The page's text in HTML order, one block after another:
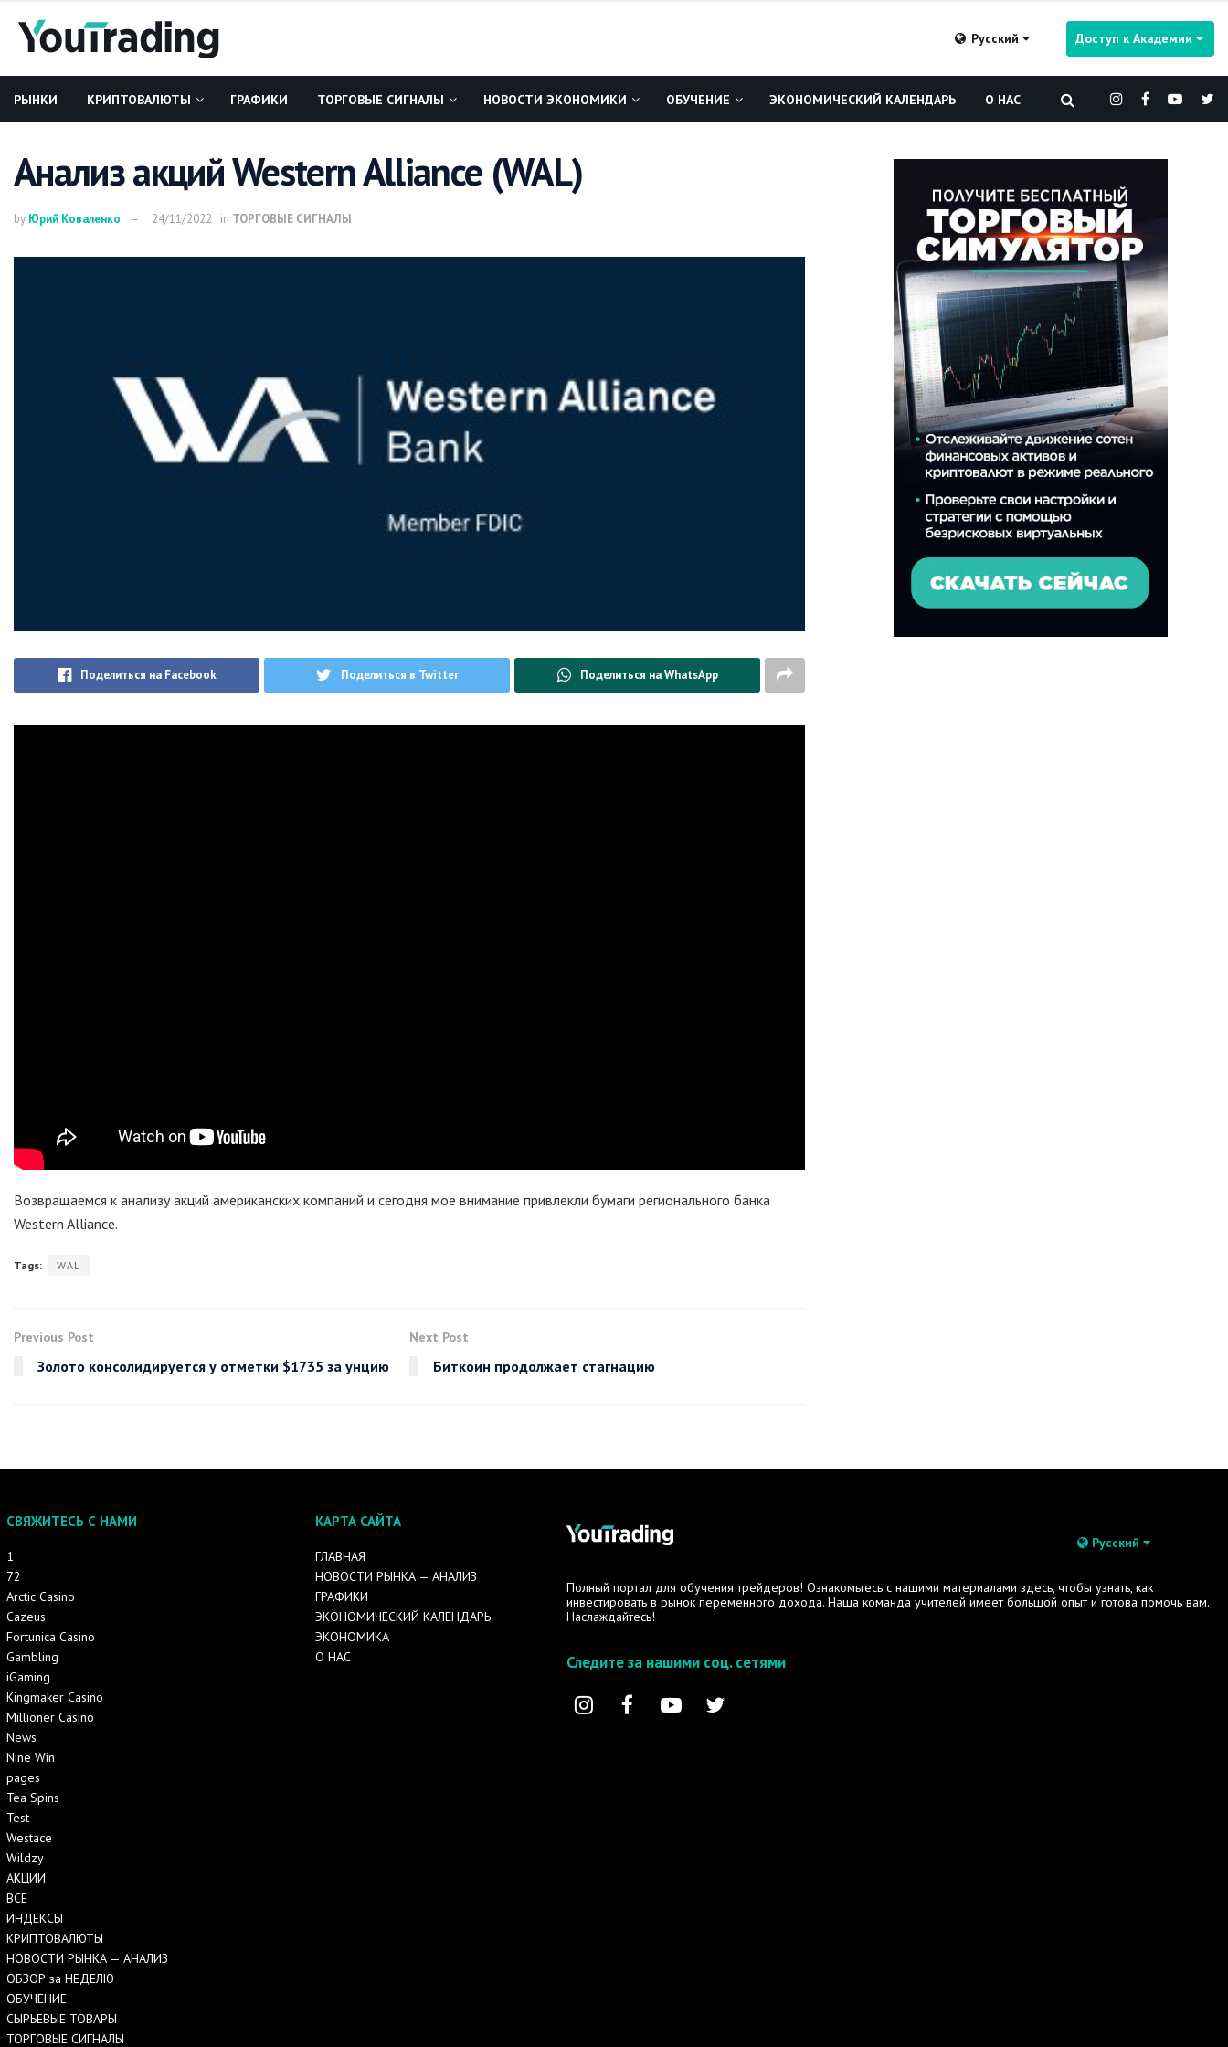
Русский Доступ к Академии
РЫНКИ КРИПТОВАЛЮТЫ ГРАФИКИ ТОРГОВЫЕ СИГНАЛЫ НОВОСТИ ЭКОНОМИКИ ОБУЧЕНИЕ ЭКОНОМИЧЕСКИЙ КАЛЕНДАРЬ О НАС
Анализ акций Western Alliance (WAL)
by Юрий Коваленко 24/11/2022 in ТОРГОВЫЕ СИГНАЛЫ
Поделиться на Facebook Поделиться в Twitter Поделиться на WhatsApp
Возвращаемся к анализу акций американских компаний и сегодня мое внимание привлекли бумаги регионального банка
Western Alliance.
Tags: WAL
Previous Post
Золото консолидируется у отметки $1735 за унцию
Next Post
Биткоин продолжает стагнацию
СВЯЖИТЕСЬ С НАМИ
1
72
Arctic Casino
Cazeus
Fortunica Casino
Gambling
iGaming
Kingmaker Casino
Millioner Casino
News
Nine Win
pages
Tea Spins
Test
Westace
Wildzy
АКЦИИ
ВСЕ
ИНДЕКСЫ
КРИПТОВАЛЮТЫ
НОВОСТИ РЫНКА — АНАЛИЗ
ОБЗОР за НЕДЕЛЮ
ОБУЧЕНИЕ
СЫРЬЕВЫЕ ТОВАРЫ
ТОРГОВЫЕ СИГНАЛЫ
КАРТА САЙТА
ГЛАВНАЯ
НОВОСТИ РЫНКА — АНАЛИЗ
ГРАФИКИ
ЭКОНОМИЧЕСКИЙ КАЛЕНДАРЬ
ЭКОНОМИКА
О НАС
Русский
Полный портал для обучения трейдеров! Ознакомьтесь с нашими материалами здесь, чтобы узнать, как
инвестировать в рынок переменного дохода. Наша команда учителей имеет большой опыт и готова помочь вам.
Наслаждайтесь!
Следите за нашими соц. сетями